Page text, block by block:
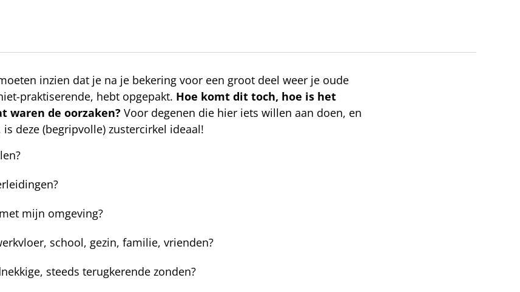
inzien dat je na je bekering voor een groot deel weer je oude
praktiserende, hebt opgepakt. Hoe komt dit toch, hoe is het
waren de oorzaken? Voor degenen die hier iets willen aan doen, en
deze (begripvolle) zustercirkel ideaal!
mijn omgeving?
school, gezin, familie, vrienden?
steeds terugkerende zonden?